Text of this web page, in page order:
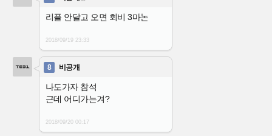
리플 안달고 오면 회비 3마논
2018/09/1923:33
8 비공개
나도가자 참석
근데 어디가는겨?
2018/09/2000:17